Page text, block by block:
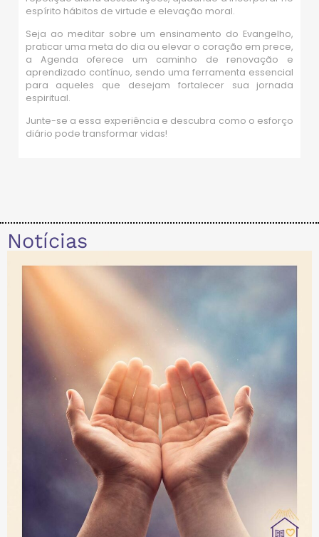
espírito hábitos de virtude e elevação moral.
Seja ao meditar sobre um ensinamento do Evangelho,
praticar uma meta do dia ou elevar o coração em prece,
a Agenda oferece um caminho de renovação e
aprendizado contínuo, sendo uma ferramenta essencial
para aqueles que desejam fortalecer sua jornada
espiritual.
Junte-se a essa experiência e descubra como o esforço
diário pode transformar vidas!
Notícias